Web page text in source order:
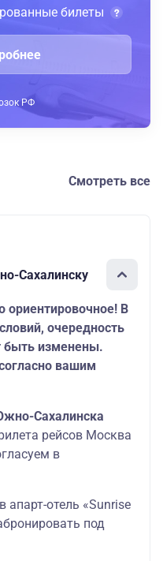
билеты
РФ
Смотреть все
Сахалинску
ориентировочное! В
очередность
быть изменены.
вашим
Сахалинска
рейсов Москва
в
апарт-отель «Sunrise
под